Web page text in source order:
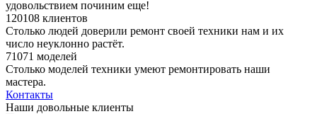
удовольствием починим еще!
120108 клиентов
Столько людей доверили ремонт своей техники нам и их
число неуклонно растёт.
71071 моделей
Столько моделей техники умеют ремонтировать наши
мастера.
Контакты
Наши довольные клиенты